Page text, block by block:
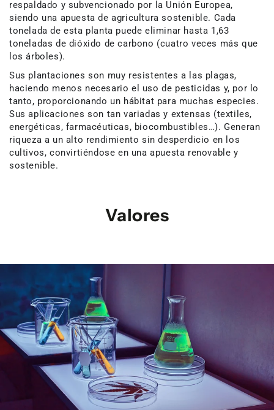
respaldado y subvencionado por la Unión Europea,
siendo una apuesta de agricultura sostenible. Cada
tonelada de esta planta puede eliminar hasta 1,63
toneladas de dióxido de carbono (cuatro veces más que
los árboles).
Sus plantaciones son muy resistentes a las plagas,
haciendo menos necesario el uso de pesticidas y, por lo
tanto, proporcionando un hábitat para muchas especies.
Sus aplicaciones son tan variadas y extensas (textiles,
energéticas, farmacéuticas, biocombustibles…). Generan
riqueza a un alto rendimiento sin desperdicio en los
cultivos, convirtiéndose en una apuesta renovable y
sostenible.
Valores